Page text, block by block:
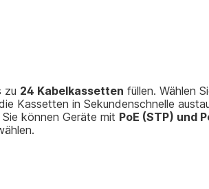
zu 24 Kabelkassetten füllen. Wählen
Kassetten in Sekundenschnelle
Sie können Geräte mit PoE (STP) und